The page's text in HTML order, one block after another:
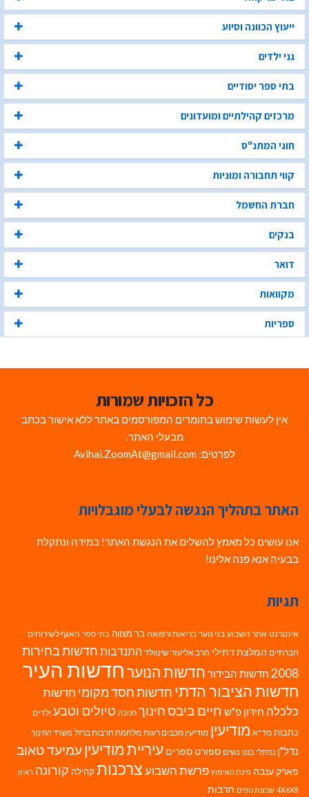
ייעוץ הכוונה וסיוע
גני ילדים
בתי ספר יסודיים
מרכזים קהילתיים ומועדונים
חוגי המתנ"ס
קווי תחבורה ומוניות
חברת החשמל
בנקים
דואר
מקוואות
ספריות
כל הזכויות שמורות
אין לעשות שימוש בחומרים המפורסמים באתר ללא אישור בכתב
מבעלי האתר.
לפרטים: Avihai.ZoomAt@gmail.com
האתר בתהליך הנגשה לבעלי מוגבלויות
אנו עושים כל מאמץ להשלים את הנגשת האתר! במידה ונתקלת
בבעיה אנא פנה אלינו!
תגיות
אינטרנט אתר השבוע בני נוער בריאות ורפואה בר מצווה בתי ספר האגף לשירותים
חברתיים המלצת דתילי הרב אליעזר שינוולד התנדבות חדשות בחירות
2008 חדשות הבידור חדשות הנוערחדשות העיר
חדשות הציבור הדתי חדשות חסד מקומי חדשות
כלכלה חידון פ"ש חיים ביבסחינוך חנוכה טיולים וטבע ילדים
כתבות מד"א מודיעין מודיעין מכבים רעות מלחמת חרבות ברזל משרד החינוך
נדל"ן נפתלי בנט נשים ספורט ספרים עיריית מודיעין עמיעד טאוב
פארק ענבה פינת האימוץ פרשת השבועצרכנות קהילה קורונה ראיון
4X6X8 שכונת נופים תרבות